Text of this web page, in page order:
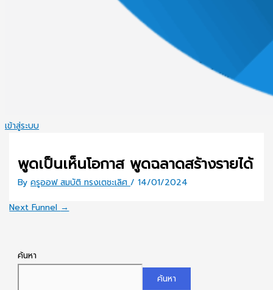
เข้าสู่ระบบ
พูดเป็นเห็นโอกาส พูดฉลาดสร้างรายได้
Byครูออฟ สมบัติ ทรงเตชะเลิศ/14/01/2024
Next Funnel →
ค้นหา
ค้นหา